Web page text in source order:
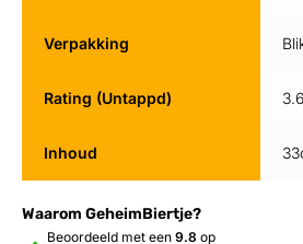
Waarom GeheimBiertje?
Beoordeeld met een 9.8 op
Verpakking
Rating (Untappd)
Inhoud